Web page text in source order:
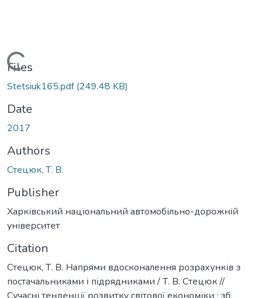
Loading...
Files
Stetsiuk165.pdf(249.48 KB)
Date
2017
Authors
Стецюк, Т. В.
Publisher
Харківський національний автомобільно-дорожній
університет
Citation
Стецюк, Т. В. Напрями вдосконалення розрахунків з
постачальниками і підрядниками / Т. В. Стецюк //